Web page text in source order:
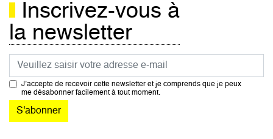
Inscrivez-vous à
la newsletter
Courriel
J’accepte de recevoir cette newsletter et je comprends que je peux
me désabonner facilement à tout moment.